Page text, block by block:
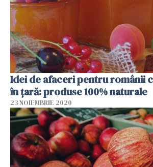
Idei de afaceri pentru românii
în țară: produse 100% naturale
23 NOIEMBRIE 2020